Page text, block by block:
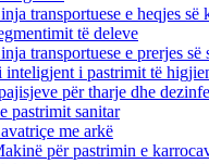
transportuese e heqjes së
të deleve
transportuese e prerjes së
inteligjent i pastrimit të
për tharje dhe
pastrimit sanitar
me arkë
për pastrimin e